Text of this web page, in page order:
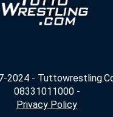
2024 -
08331011000 -
Privacy Policy